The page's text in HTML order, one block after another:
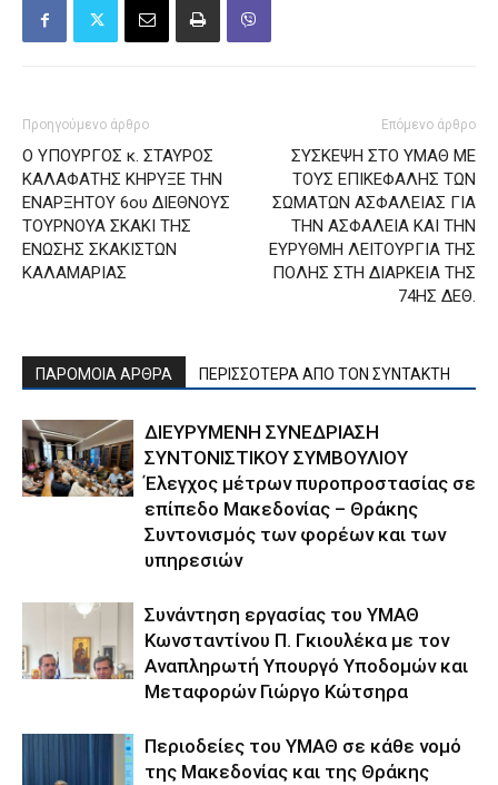
Προηγούμενο άρθρο
Ο ΥΠΟΥΡΓΟΣ κ. ΣΤΑΥΡΟΣ
ΚΑΛΑΦΑΤΗΣ ΚΗΡΥΞΕ ΤΗΝ
ΕΝΑΡΞΗΤΟΥ 6ου ΔΙΕΘΝΟΥΣ
ΤΟΥΡΝΟΥΑ ΣΚΑΚΙ ΤΗΣ
ΕΝΩΣΗΣ ΣΚΑΚΙΣΤΩΝ
ΚΑΛΑΜΑΡΙΑΣ
Επόμενο άρθρο
ΣΥΣΚΕΨΗ ΣΤΟ ΥΜΑΘ ΜΕ
ΤΟΥΣ ΕΠΙΚΕΦΑΛΗΣ ΤΩΝ
ΣΩΜΑΤΩΝ ΑΣΦΑΛΕΙΑΣ ΓΙΑ
ΤΗΝ ΑΣΦΑΛΕΙΑ ΚΑΙ ΤΗΝ
ΕΥΡΥΘΜΗ ΛΕΙΤΟΥΡΓΙΑ ΤΗΣ
ΠΟΛΗΣ ΣΤΗ ΔΙΑΡΚΕΙΑ ΤΗΣ
74ΗΣ ΔΕΘ.
ΠΑΡΟΜΟΙΑ ΑΡΘΡΑ ΠΕΡΙΣΣΟΤΕΡΑ ΑΠΟ ΤΟΝ ΣΥΝΤΑΚΤΗ
ΔΙΕΥΡΥΜΕΝΗ ΣΥΝΕΔΡΙΑΣΗ
ΣΥΝΤΟΝΙΣΤΙΚΟΥ ΣΥΜΒΟΥΛΙΟΥ
Έλεγχος μέτρων πυροπροστασίας σε
επίπεδο Μακεδονίας – Θράκης
Συντονισμός των φορέων και των
υπηρεσιών
Συνάντηση εργασίας του ΥΜΑΘ
Κωνσταντίνου Π. Γκιουλέκα με τον
Αναπληρωτή Υπουργό Υποδομών και
Μεταφορών Γιώργο Κώτσηρα
Περιοδείες του ΥΜΑΘ σε κάθε νομό
της Μακεδονίας και της Θράκης